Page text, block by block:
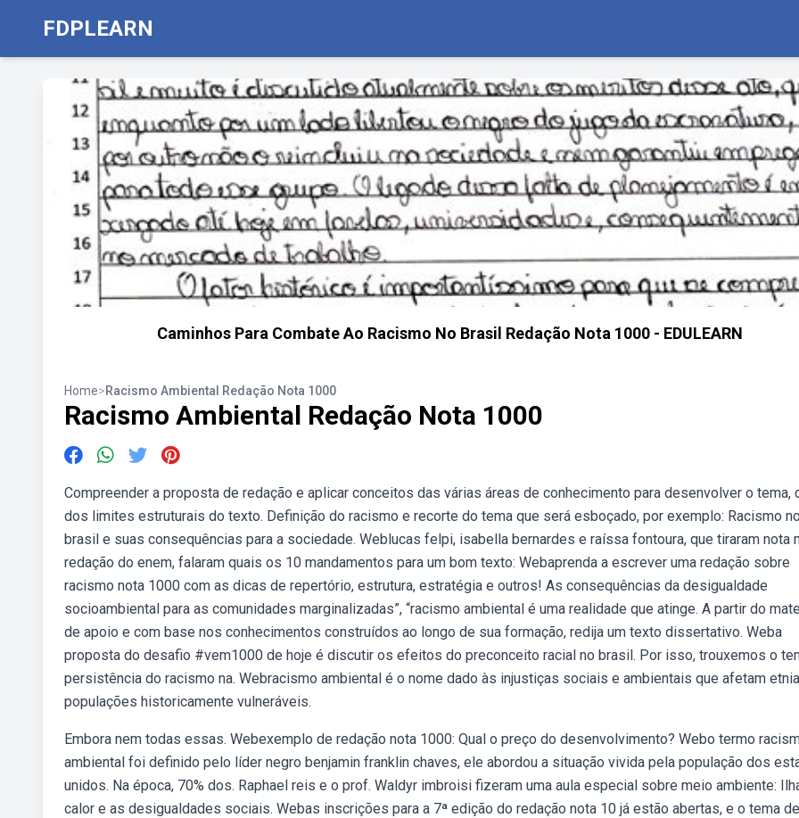
FDPLEARN
Caminhos Para Combate Ao Racismo No Brasil Redação Nota 1000 - EDULEARN
Home>Racismo Ambiental Redação Nota 1000
Racismo Ambiental Redação Nota 1000
Compreender a proposta de redação e aplicar conceitos das várias áreas de conhecimento para desenvolver o tema,
dos limites estruturais do texto. Definição do racismo e recorte do tema que será esboçado, por exemplo: Racismo no
brasil e suas consequências para a sociedade. Weblucas felpi, isabella bernardes e raíssa fontoura, que tiraram nota
redação do enem, falaram quais os 10 mandamentos para um bom texto: Webaprenda a escrever uma redação sobre
racismo nota 1000 com as dicas de repertório, estrutura, estratégia e outros! As consequências da desigualdade
socioambiental para as comunidades marginalizadas”, “racismo ambiental é uma realidade que atinge. A partir do
de apoio e com base nos conhecimentos construídos ao longo de sua formação, redija um texto dissertativo. Weba
proposta do desafio #vem1000 de hoje é discutir os efeitos do preconceito racial no brasil. Por isso, trouxemos o
persistência do racismo na. Webracismo ambiental é o nome dado às injustiças sociais e ambientais que afetam
populações historicamente vulneráveis.
Embora nem todas essas. Webexemplo de redação nota 1000: Qual o preço do desenvolvimento? Webo termo
ambiental foi definido pelo líder negro benjamin franklin chaves, ele abordou a situação vivida pela população dos
unidos. Na época, 70% dos. Raphael reis e o prof. Waldyr imbroisi fizeram uma aula especial sobre meio ambiente:
calor e as desigualdades sociais. Webas inscrições para a 7ª edição do redação nota 10 já estão abertas, e o tema